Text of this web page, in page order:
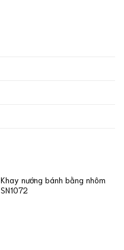
Khay nướng bánh bằng nhôm
SN1072